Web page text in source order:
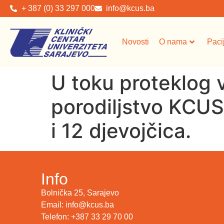
+ 387 (0) 33 297 000 info@kcus.ba
Novosti O nama
U toku proteklog
porodiljstvo
i 12 djevojčica.
Info
Bolnička 25, Sarajevo
Email: info@kcus.ba
Telefon: +387 33 29 70 00